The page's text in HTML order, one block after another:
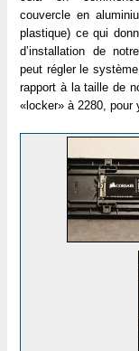
couvercle en
plastique) ce qui
d’installation de
peut régler le
rapport à la taille de
«locker» à 2280, pour